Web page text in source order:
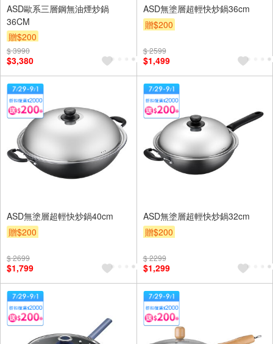
ASD歐系三層鋼無油煙炒鍋
36CM
贈$200
$ 3990
$3,380
ASD無塗層超輕快炒鍋36cm
贈$200
$ 2599
$1,499
ASD無塗層超輕快炒鍋40cm
贈$200
$ 2699
$1,799
ASD無塗層超輕快炒鍋32cm
贈$200
$ 2299
$1,299